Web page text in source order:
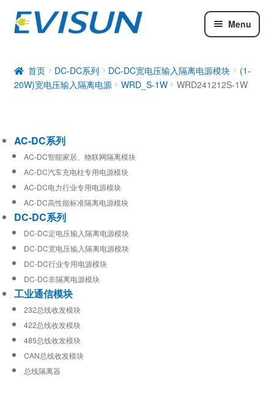
Menu
DC-DC系列
工业通信模块
首页 DC-DC系列 DC-DC宽电压输入隔离电源模块
(1-
20W)宽电压输入隔离电源
WRD_S-1W WRD241212S-1W
AC-DC系列
AC-DC智能家居、物联网隔离模块
AC-DC汽车充电柱专用电源模块
AC-DC电力行业专用电源模块
AC-DC高性能标准隔离电源模块
DC-DC系列
DC-DC定电压输入隔离电源模块
DC-DC宽电压输入隔离电源模块
DC-DC行业专用电源模块
DC-DC非隔离电源模块
工业通信模块
232总线收发模块
422总线收发模块
485总线收发模块
CAN总线收发模块
总线隔离器